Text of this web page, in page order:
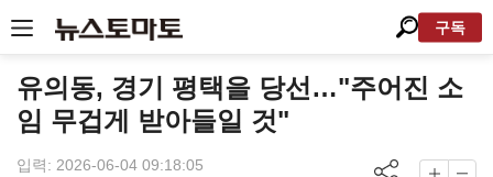
구독
유의동, 경기 평택을 당선…"주어진 소
임 무겁게 받아들일 것"
입력: 2026-06-04 09:18:05